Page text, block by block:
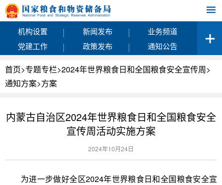
机构设置 | 新闻发布 |
业务频道
党建工作
| 政策发布 | 通知公告
首页>专题专栏>2024年世界粮食日和全国粮食安全宣传周>
通知方案>方案
内蒙古自治区2024年世界粮食日和全国粮食安全
宣传周活动实施方案
2024年10月24日
为进一步做好全区2024年世界粮食日和全国粮食安全宣